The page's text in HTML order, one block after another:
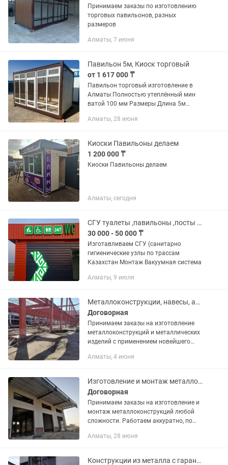
Принимаем заказы по изготовлению
торговых павильонов, разных
размеров
Алматы, 7 июня
Павильон 5м, Киоск торговый
от 1 617 000 ₸
Павильон торговый изготовление в
Алматы Полностью утеплённый мин
ватой 100 мм Размеры Длина 5м
ветражные Имеется розетки,
Алматы, 28 июня
Киоски Павильоны делаем
1 200 000 ₸
Киоски Павильоны делаем
Алматы, сегодня
СГУ туалеты ,павильоны ,посты охраны
30 000 - 50 000 ₸
Изготавливаем СГУ (санитарно
гигиенические узлы по трассам
Казахстан Монтаж Вакуумная система
Алматы, 9 июля
Металлоконструкции, навесы, ангары, лестницы
Договорная
Принимаем заказы на изготовление
металлоконструкций и металлических
изделий с применением новейшего
Склады, ангары, павильоны, мансарды;
Алматы, 4 июня
Изготовление и монтаж металлоконструкции заборы навесы Выезд
Договорная
Принимаем заказы на изготовление и
монтаж металлоконструкций любой
сложности. Работаем аккуратно, по
заказчика. Выполняем работы: •
Алматы, 28 июня
Конструкции из металла с гарантией - Алматы, Алматинская область